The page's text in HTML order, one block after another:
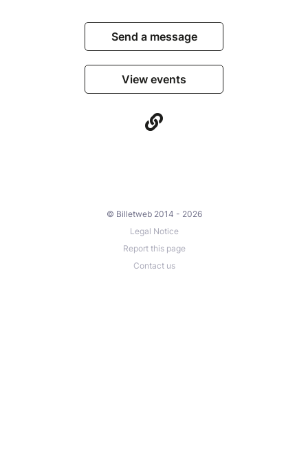
Send a message
View events
© Billetweb 2014 - 2026
Legal Notice
Report this page
Contact us